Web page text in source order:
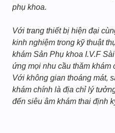
phụ khoa.
Với trang thiết bị hiện đại
kinh nghiệm trong kỹ thuật
khám Sản Phụ khoa I.V.F
ứng mọi nhu cầu thăm khám
Với không gian thoáng mát,
khám chính là địa chỉ lý
đến siêu âm khám thai định